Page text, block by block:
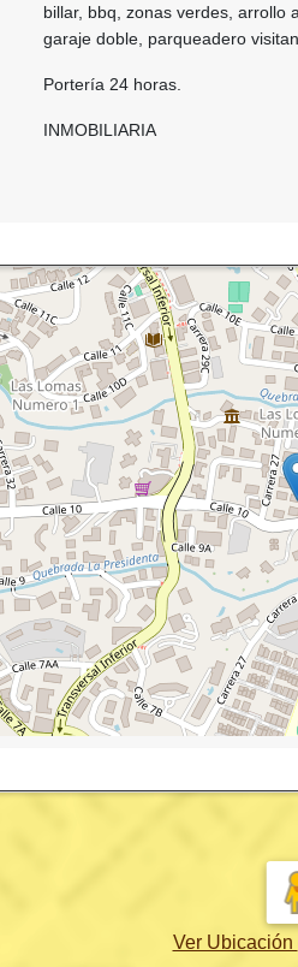
billar, bbq, zonas verdes, arrollo
garaje doble, parqueadero
Portería 24 horas.
INMOBILIARIA
Ver Ubicación